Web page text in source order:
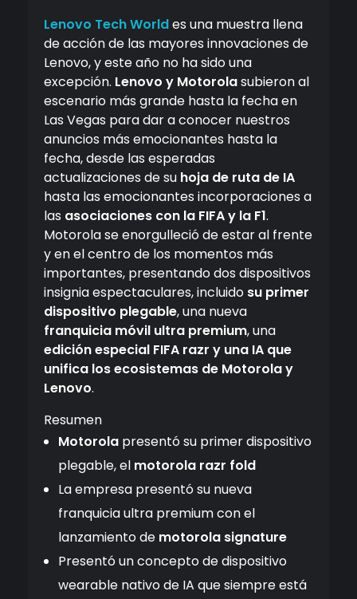
Lenovo Tech Worldes una muestra llena
de acción de las mayores innovaciones de
Lenovo, y este año no ha sido una
excepción. Lenovo y Motorolasubieron al
escenario más grande hasta la fecha en
Las Vegas para dar a conocer nuestros
anuncios más emocionantes hasta la
fecha, desde las esperadas
actualizaciones de su hoja de ruta de IA
hasta las emocionantes incorporaciones a
las asociaciones con la FIFA y la F1.
Motorola se enorgulleció de estar al frente
y en el centro de los momentos más
importantes, presentando dos dispositivos
insignia espectaculares, incluido su primer
dispositivo plegable, una nueva
franquicia móvil ultra premium, una
edición especial FIFA razr y una IA que
unifica los ecosistemas de Motorola y
Lenovo.
Resumen
Motorolapresentó su primer dispositivo
plegable, el motorola razr fold
La empresa presentó su nueva
franquicia ultra premium con el
lanzamiento de motorola signature
Presentó un concepto de dispositivo
wearable nativo de IA que siempre está